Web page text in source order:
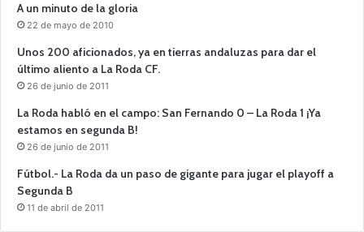
A un minuto de la gloria
22 de mayo de 2010
Unos 200 aficionados, ya en tierras andaluzas para dar el
último aliento a La Roda CF.
26 de junio de 2011
La Roda habló en el campo: San Fernando 0 – La Roda 1 ¡Ya
estamos en segunda B!
26 de junio de 2011
Fútbol.- La Roda da un paso de gigante para jugar el playoff a
Segunda B
11 de abril de 2011